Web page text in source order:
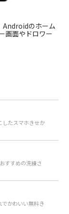
Androidのホーム
画面やドロワー
したスマホきせか
すすめの洗練さ
かわいい無料き